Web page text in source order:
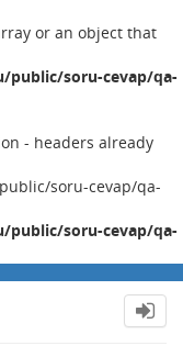
or an object that
public/soru-cevap/qa-
- headers already
soru-cevap/qa-
public/soru-cevap/qa-